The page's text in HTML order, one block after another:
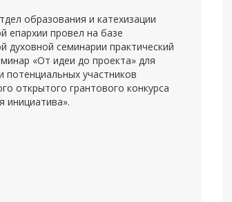
образования и катехизации
епархии провел на базе
духовной семинарии практический
«От идеи до проекта» для
потенциальных участников
открытого грантового конкурса
инициатива».